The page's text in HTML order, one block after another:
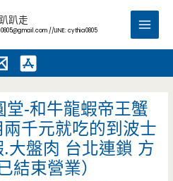
趴走
//LINE: cythia0805
Main
堂-和牛龍蝦帝王蟹
千元就吃的到波士
大盤肉 台北連鎖 方
結束營業）